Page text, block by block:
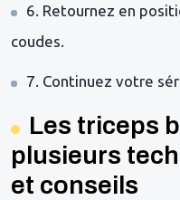
6. Retournez en
coudes.
7. Continuez votre
Les triceps
plusieurs
et conseils